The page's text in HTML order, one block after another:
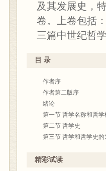
及其发展史，
卷。上卷包括
三篇中世纪哲
目 录
作者序
作者第二版序
绪论
第一节 哲学名称和哲学
第二节 哲学史
第三节 哲学和哲学史的
导言
精彩试读